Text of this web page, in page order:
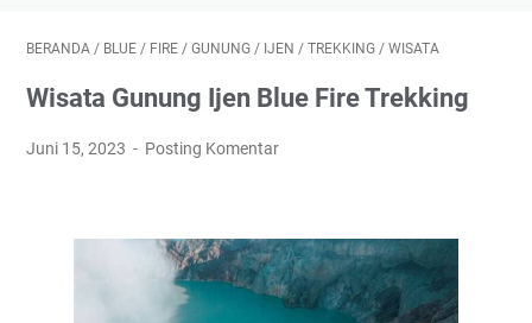
BERANDA / BLUE / FIRE / GUNUNG / IJEN / TREKKING / WISATA
Wisata Gunung Ijen Blue Fire Trekking
Juni 15, 2023 Posting Komentar